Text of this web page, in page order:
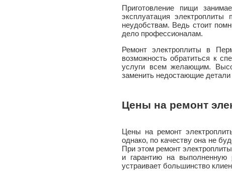
Приготовление пищи
эксплуатация
неудобствам. Ведь стоит
дело профессионалам.
Ремонт электроплиты в
возможность обратиться к
услуги всем желающим.
заменить недостающие
Цены на ремонт
Цены на ремонт
однако, по качеству она не
При этом ремонт
и гарантию на выполненную
устраивает большинство